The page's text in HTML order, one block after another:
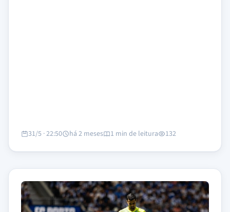
31/5 · 22:50 há 2 meses 1 min de leitura 132